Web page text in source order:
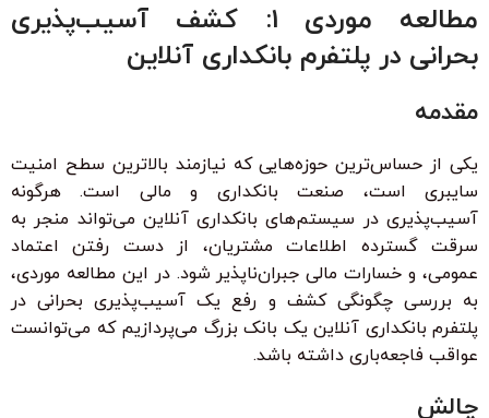
مطالعه موردی 1: کشف آسیب‌پذیری
بحرانی در پلتفرم بانکداری آنلاین
مقدمه
یکی از حساس‌ترین حوزه‌هایی که نیازمند بالاترین سطح امنیت
سایبری است، صنعت بانکداری و مالی است. هرگونه
آسیب‌پذیری در سیستم‌های بانکداری آنلاین می‌تواند منجر به
سرقت گسترده اطلاعات مشتریان، از دست رفتن اعتماد
عمومی، و خسارات مالی جبران‌ناپذیر شود. در این مطالعه موردی،
به بررسی چگونگی کشف و رفع یک آسیب‌پذیری بحرانی در
پلتفرم بانکداری آنلاین یک بانک بزرگ می‌پردازیم که می‌توانست
عواقب فاجعه‌باری داشته باشد.
چالش